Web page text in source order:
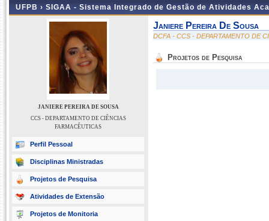
UFPB › SIGAA - Sistema Integrado de Gestão de Atividades
JANIERE PEREIRA DE SOUSA
CCS - DEPARTAMENTO DE CIÊNCIAS
FARMACÊUTICAS
Perfil Pessoal
Disciplinas Ministradas
Projetos de Pesquisa
Atividades de Extensão
Projetos de Monitoria
Janiere Pereira De Sousa
DCFA - CCS - DEPARTAMENTO DE
Projetos de Pesquisa